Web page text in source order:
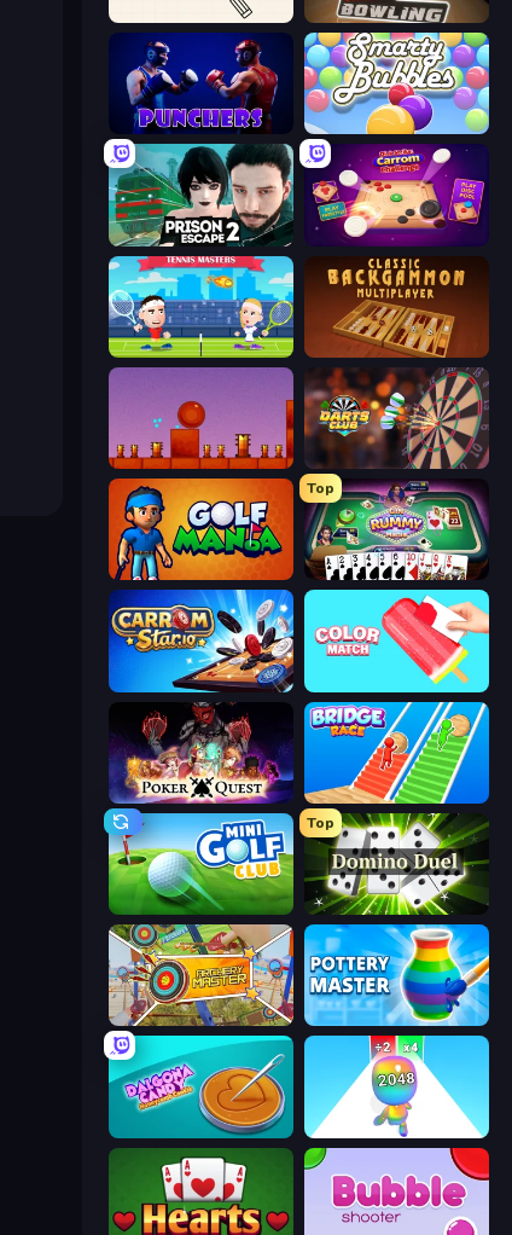
Classic Bowling
Punchers Smarty Bubbles
Prison Escape 2
Tennis Masters Backgammon Online
Bounce Return Darts Club
Golf Mania
Top
Gin Rummy Mania
Carrom Stars.io
Poker Quest Bridge Race
Mini Golf Club
Top
Domino Duel
Archery Master Pottery Master
Dalgona Candy Honeycomb Cookie Man Runner 2048